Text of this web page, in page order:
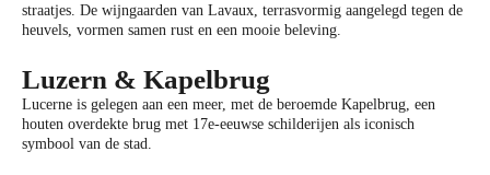
straatjes. De wijngaarden van Lavaux, terrasvormig aangelegd tegen de
heuvels, vormen samen rust en een mooie beleving.
Luzern & Kapelbrug
Lucerne is gelegen aan een meer, met de beroemde Kapelbrug, een
houten overdekte brug met 17e-eeuwse schilderijen als iconisch
symbool van de stad.